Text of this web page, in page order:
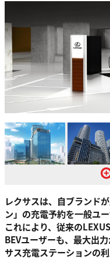
レクサスは、自ブランド
ン」の充電予約を一般ユ
これにより、従来の
BEVユーザーも、最大出
サス充電ステーションの利